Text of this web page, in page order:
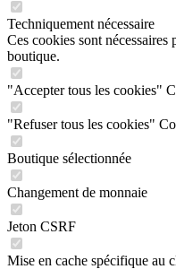
Techniquement nécessaire
Ces cookies sont nécessaires
boutique.
"Accepter tous les cookies"
"Refuser tous les cookies"
Boutique sélectionnée
Changement de monnaie
Jeton CSRF
Mise en cache spécifique au